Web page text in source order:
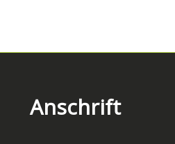
Anschrift